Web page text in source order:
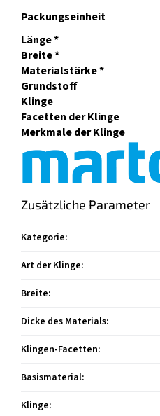
Packungseinheit
Länge *
Breite *
Materialstärke *
Grundstoff
Klinge
Facetten der Klinge
Merkmale der Klinge
Zusätzliche Parameter
Kategorie:
Art der Klinge:
Breite:
Dicke des Materials:
Klingen-Facetten:
Basismaterial:
Klinge: